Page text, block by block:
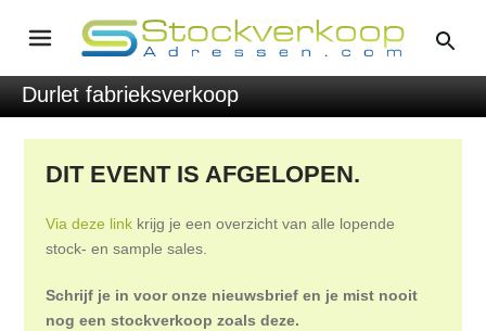
Durlet fabrieksverkoop
DIT EVENT IS AFGELOPEN.
Via deze link krijg je een overzicht van alle lopende
stock- en sample sales.
Schrijf je in voor onze nieuwsbrief en je mist nooit
nog een stockverkoop zoals deze.